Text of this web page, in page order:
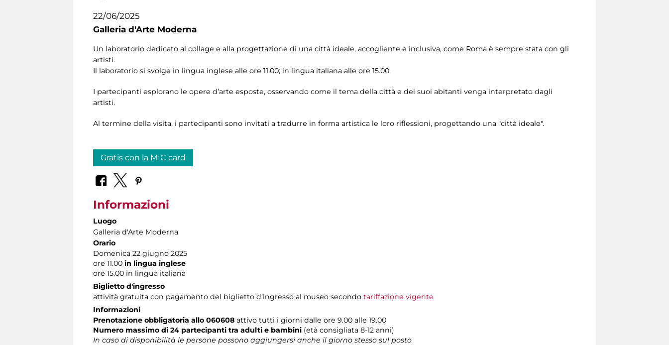
22/06/2025
Galleria d'Arte Moderna
Un laboratorio dedicato al collage e alla progettazione di una città ideale, accogliente e inclusiva, come Roma è sempre stata con gli
artisti.
Il laboratorio si svolge in lingua inglese alle ore 11.00; in lingua italiana alle ore 15.00.
I partecipanti esplorano le opere d’arte esposte, osservando come il tema della città e dei suoi abitanti venga interpretato dagli
artisti.
Al termine della visita, i partecipanti sono invitati a tradurre in forma artistica le loro riflessioni, progettando una "città ideale".
Gratis con la MIC card
Informazioni
Luogo
Galleria d'Arte Moderna
Orario
Domenica 22 giugno 2025
ore 11.00 in lingua inglese
ore 15.00 in lingua italiana
Biglietto d'ingresso
attività gratuita con pagamento del biglietto d’ingresso al museo secondo tariffazione vigente
Informazioni
Prenotazione obbligatoria allo 060608 attivo tutti i giorni dalle ore 9.00 alle 19.00
Numero massimo di 24 partecipanti tra adulti e bambini (età consigliata 8-12 anni)
In caso di disponibilità le persone possono aggiungersi anche il giorno stesso sul posto